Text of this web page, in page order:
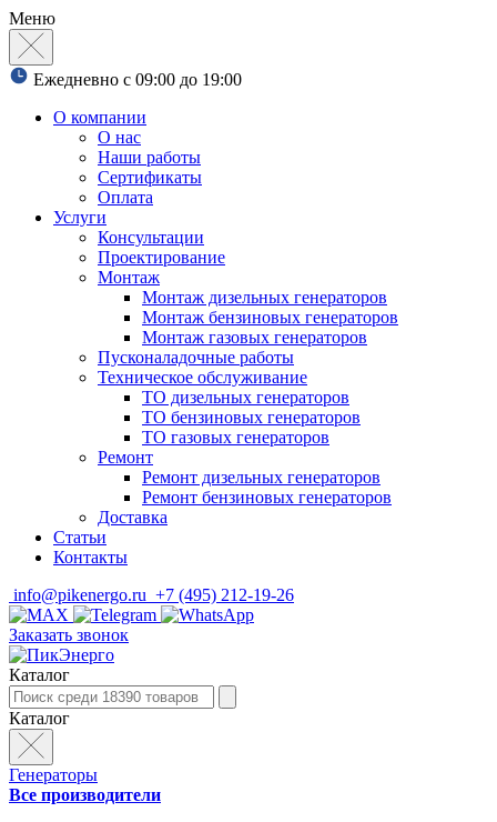
Меню
Ежедневно с 09:00 до 19:00
О компании
О нас
Наши работы
Сертификаты
Оплата
Услуги
Консультации
Проектирование
Монтаж
Монтаж дизельных генераторов
Монтаж бензиновых генераторов
Монтаж газовых генераторов
Пусконаладочные работы
Техническое обслуживание
ТО дизельных генераторов
ТО бензиновых генераторов
ТО газовых генераторов
Ремонт
Ремонт дизельных генераторов
Ремонт бензиновых генераторов
Доставка
Статьи
Контакты
info@pikenergo.ru +7 (495) 212-19-26
Заказать звонок
Каталог
Каталог
Генераторы
Все производители